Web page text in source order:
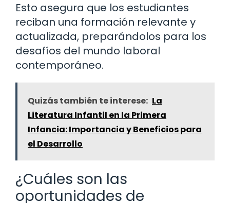
Esto asegura que los estudiantes
reciban una formación relevante y
actualizada, preparándolos para los
desafíos del mundo laboral
contemporáneo.
Quizás también te interese: La
Literatura Infantil en la Primera
Infancia: Importancia y Beneficios para
el Desarrollo
¿Cuáles son las
oportunidades de